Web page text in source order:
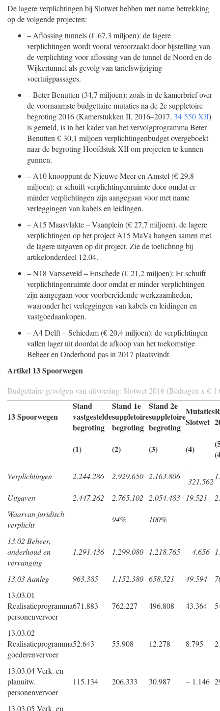
De lagere verplichtingen bij Slotwet hebben met name betrekking
op de volgende projecten:
– Aflossing tunnels (€ 67,3 miljoen): de lagere
verplichtingen wordt vooral veroorzaakt door bijstelling van
de verplichting voor aflossing van de tunnel de Noord en de
Wijkertunnel als gevolg van tariefswijziging
voertuigpassages.
–Beter Benutten (34,7 miljoen): zoals in de kamerbrief over
de voornaamste budgettaire mutaties na de 2e suppletoire
begroting 2016 (Kamerstukken II, 2016–2017, 34 550 XII)
is gemeld, is in het kader van het vervolgprogramma Beter
Benutten € 30,1 miljoen verplichtingenbudget overgeboekt
naar de begroting Hoofdstuk XII om projecten te kunnen
gunnen.
– A10 knooppunt de Nieuwe Meer en Amstel (€ 29,8
miljoen): er schuift verplichtingenruimte door omdat er
minder verplichtingen zijn aangegaan voor met name
verleggingen van kabels en leidingen.
– A15 Maasvlakte – Vaanplein (€ 27,7 miljoen). de lagere
verplichtingen op het project A15 MaVa hangen samen met
de lagere uitgaven op dit project. Zie de toelichting bij
artikelonderdeel 12.04.
–N18 Varsseveld – Enschede (€ 21,2 miljoen): Er schuift
verplichtingenruimte door omdat er minder verplichtingen
zijn aangegaan voor voorbereidende werkzaamheden,
waaronder het verleggingen van kabels en leidingen en
vastgoedaankopen.
– A4 Delft – Schiedam (€ 20,4 miljoen): de verplichtingen
vallen lager uit doordat de afkoop van het toekomstige
Beheer en Onderhoud pas in 2017 plaatsvindt.
Artikel 13 Spoorwegen
Budgettaire gevolgen van uitvoering: Slotwet 2016 (Bedragen x €
13 Spoorwegen
Stand
vastgestelde
begroting
Stand 1e
suppletoire
begroting
Stand 2e
suppletoire
begroting
Mutaties
Slotwet
(1) (2) (3) (4)
Verplichtingen 2.244.286 2.929.650 2.163.806
–
321.562
Uitgaven 2.447.262 2.765.102 2.054.483 19.521
Waarvan juridisch
verplicht
94% 100%
13.02 Beheer,
onderhoud en
vervanging
1.291.436 1.299.080 1.218.765 – 4.656
13.03 Aanleg 963.385 1.152.380 658.521 49.594
13.03.01
Realisatieprogramma
personenvervoer
671.883 762.227 496.808 43.364
13.03.02
Realisatieprogramma
goederenvervoer
52.643 55.908 12.278 8.795
13.03.04 Verk. en
planuitw.
personenvervoer
115.134 206.333 30.987 – 1.146
13.03.05 Verk. en